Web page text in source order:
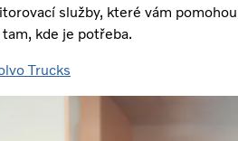
služby, které vám pomohou
kde je potřeba.
Trucks